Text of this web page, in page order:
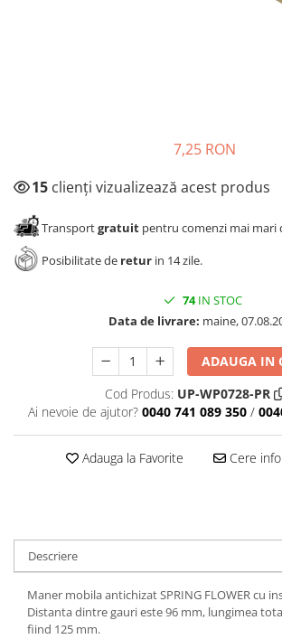
7,25 RON
15 clienți vizualizează acest produs
Transportgratuit pentru comenzi mai mari
Posibilitate de retur in 14 zile.
74IN STOC
Data de livrare: maine,
ADAUGA IN
Cod Produs: UP-WP0728-PR
Ai nevoie de ajutor? 0040 741 089 350 /
Adauga la Favorite Cere
Descriere
Maner mobila antichizat SPRING FLOWER cu
Distanta dintre gauri este 96 mm, lungimea
fiind 125 mm.